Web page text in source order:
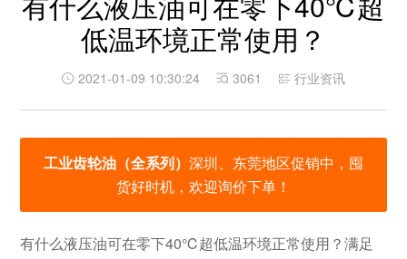
低温环境正常使用？
2021-01-09 10:30:24 3061 行业资讯
工业齿轮油（全系列） 深圳、东莞地区促销中，囤
货好时机，欢迎询价下单！
有什么液压油可在零下40℃超低温环境正常使用？满足